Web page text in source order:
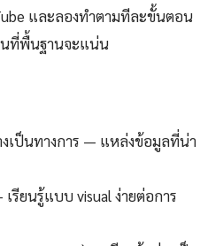
และลองทำตามทีละขั้นตอน
นที่พื้นฐานจะแน่น
เป็นทางการ — แหล่งข้อมูลที่น่า
รียนรู้แบบ visual ง่ายต่อการ